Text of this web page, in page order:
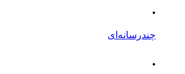
.
چندرسانه‌ای
.